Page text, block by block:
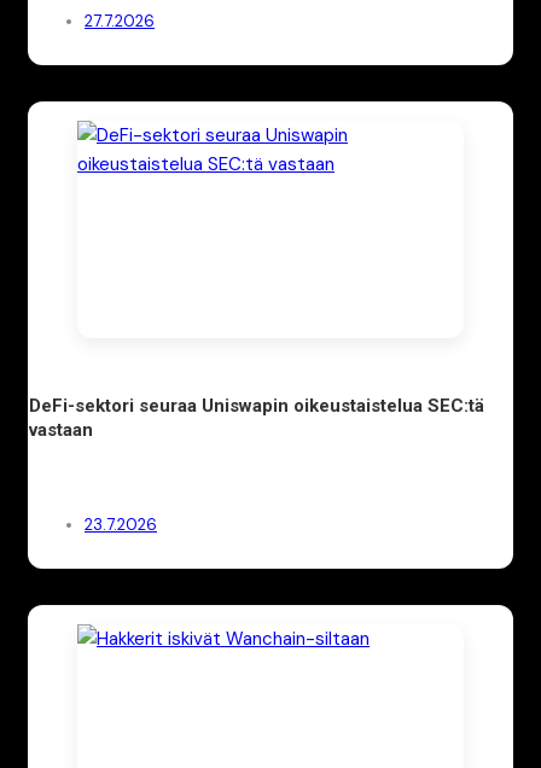
27.7.2026
DeFi-sektori seuraa Uniswapin oikeustaistelua SEC:tä
vastaan
23.7.2026